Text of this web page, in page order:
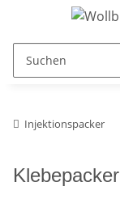
Injektionspacker
Klebepacker